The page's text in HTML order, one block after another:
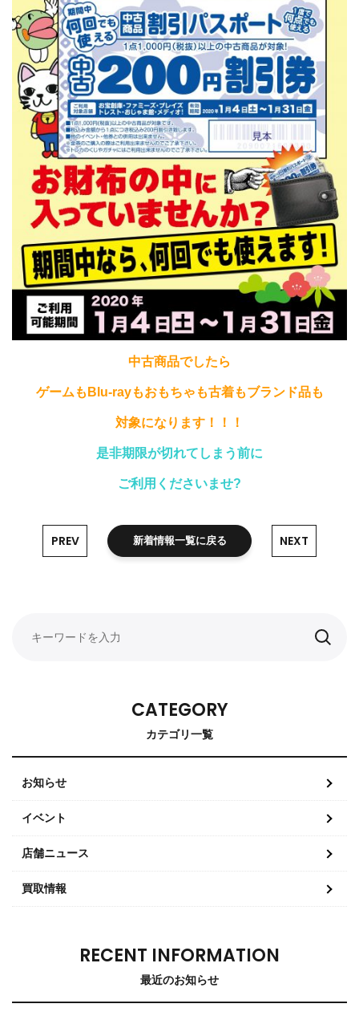
中古商品でしたら
ゲームもBlu-rayもおもちゃも古着もブランド品も
対象になります！！！
是非期限が切れてしまう前に
ご利用くださいませ?
PREV 新着情報一覧に戻る NEXT
CATEGORY
カテゴリ一覧
お知らせ
イベント
店舗ニュース
買取情報
RECENT INFORMATION
最近のお知らせ